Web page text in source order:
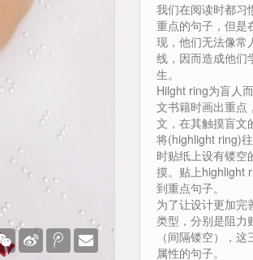
我们在阅读时都习
重点的句子，但是
现，他们无法像常
线，因而造成他们
生。
Hilght ring为盲人
文书籍时画出重点
文，在其触摸盲文
将(highlight ring)
时贴纸上设有镂空
摸。贴上highlight
到重点句子。
为了让设计更加完
类型，分别是阻力
（间隔镂空），
属性的句子。